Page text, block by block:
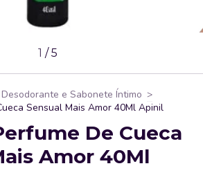
1 /5
Desodorante e Sabonete Íntimo >
Sensual Mais Amor 40Ml Apinil
De Cueca
Amor 40Ml